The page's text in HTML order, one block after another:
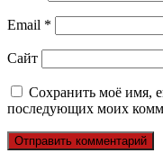
Email *
Сайт
Сохранить моё имя,
последующих моих